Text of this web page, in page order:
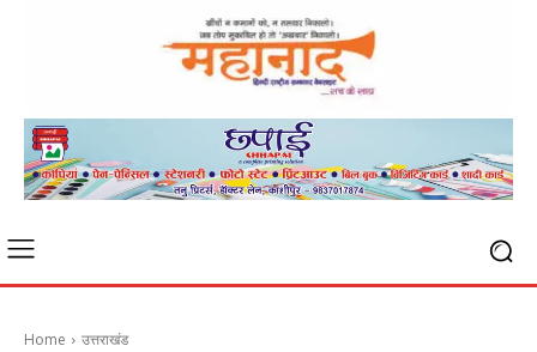
Home उत्तराखंड